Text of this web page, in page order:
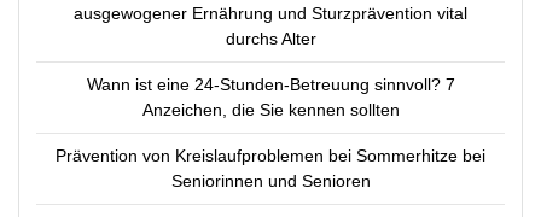
ausgewogener Ernährung und Sturzprävention vital
durchs Alter
Wann ist eine 24-Stunden-Betreuung sinnvoll? 7
Anzeichen, die Sie kennen sollten
Prävention von Kreislaufproblemen bei Sommerhitze bei
Seniorinnen und Senioren